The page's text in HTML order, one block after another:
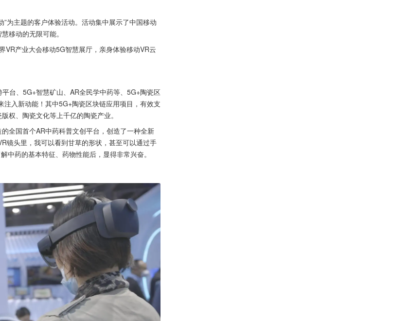
为主题的客户体验活动。活动集中展示了中国移动
移动的无限可能。
VR产业大会移动5G智慧展厅，亲身体验移动VR云
台、5G+智慧矿山、AR全民学中药等、5G+陶瓷区
入新动能！其中5G+陶瓷区块链应用项目，有效支
权、陶瓷文化等上千亿的陶瓷产业。
全国首个AR中药科普文创平台，创造了一种全新
镜头里，我可以看到甘草的形状，甚至可以通过手
中药的基本特征、药物性能后，显得非常兴奋。